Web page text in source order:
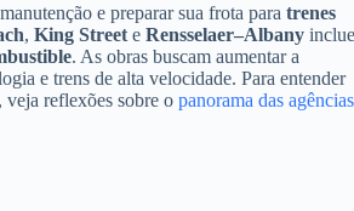
arriba/
para
o
e preparar sua frota para trenes
, King Street e Rensselaer–Albany
. As obras buscam aumentar a
e trens de alta velocidade. Para entender
reflexões sobre o panorama das agências